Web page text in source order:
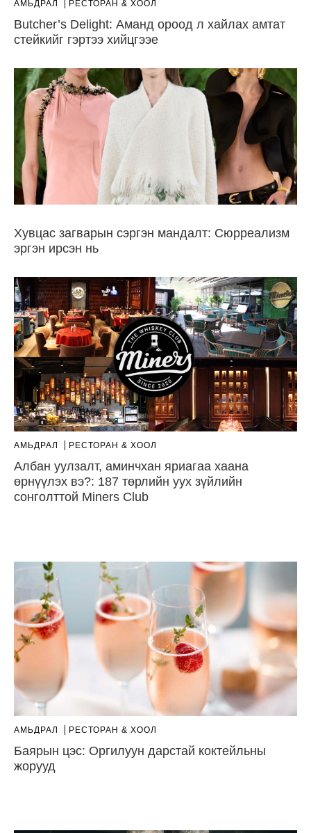
АМЬДРАЛ РЕСТОРАН & ХООЛ
Butcher’s Delight: Аманд ороод л хайлах амтат
стейкийг гэртээ хийцгээе
Хувцас загварын сэргэн мандалт: Сюрреализм
эргэн ирсэн нь
АМЬДРАЛ РЕСТОРАН & ХООЛ
Албан уулзалт, аминчхан яриагаа хаана
өрнүүлэх вэ?: 187 төрлийн уух зүйлийн
сонголттой Miners Club
АМЬДРАЛ РЕСТОРАН & ХООЛ
Баярын цэс: Оргилуун дарстай коктейльны
жорууд